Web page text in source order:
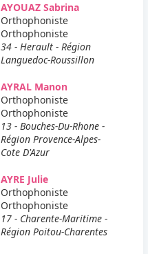
AYOUAZ Sabrina
Orthophoniste
Orthophoniste
34 - Herault - Région
Languedoc-Roussillon
AYRAL Manon
Orthophoniste
Orthophoniste
13 - Bouches-Du-Rhone -
Région Provence-Alpes-
Cote D'Azur
AYRE Julie
Orthophoniste
Orthophoniste
17 - Charente-Maritime -
Région Poitou-Charentes